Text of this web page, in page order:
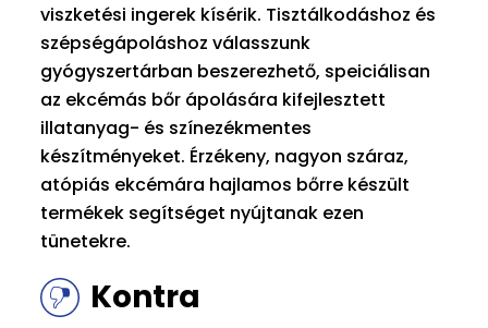
viszketési ingerek kísérik. Tisztálkodáshoz és
szépségápoláshoz válasszunk
gyógyszertárban beszerezhető, speiciálisan
az ekcémás bőr ápolására kifejlesztett
illatanyag- és színezékmentes
készítményeket. Érzékeny, nagyon száraz,
atópiás ekcémára hajlamos bőrre készült
termékek segítséget nyújtanak ezen
tünetekre.
Kontra